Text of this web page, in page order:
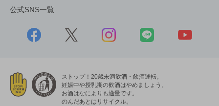
公式SNS一覧
ストップ！20歳未満飲酒・飲酒運転。
妊娠中や授乳期の飲酒はやめましょう。
お酒はなによりも適量です。
のんだあとはリサイクル。